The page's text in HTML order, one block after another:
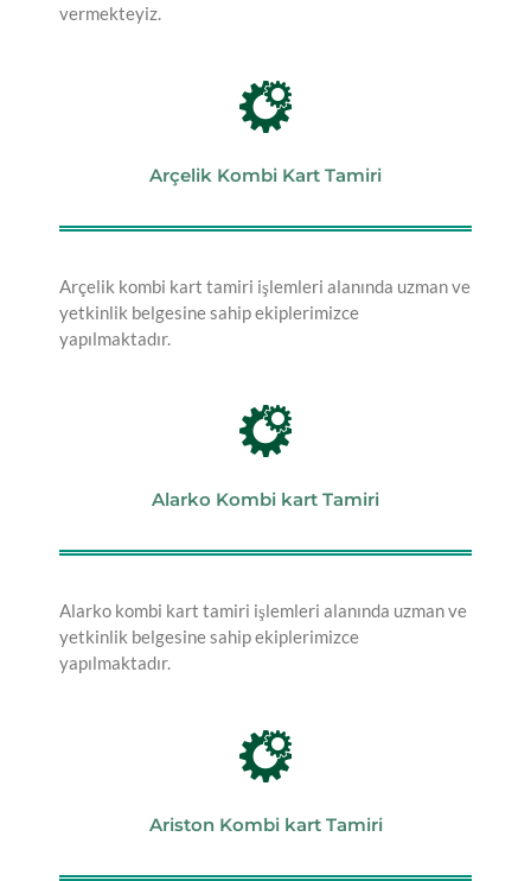
vermekteyiz.
Arçelik Kombi Kart Tamiri
Arçelik kombi kart tamiri işlemleri alanında uzman ve
yetkinlik belgesine sahip ekiplerimizce
yapılmaktadır.
Alarko Kombi kart Tamiri
Alarko kombi kart tamiri işlemleri alanında uzman ve
yetkinlik belgesine sahip ekiplerimizce
yapılmaktadır.
Ariston Kombi kart Tamiri